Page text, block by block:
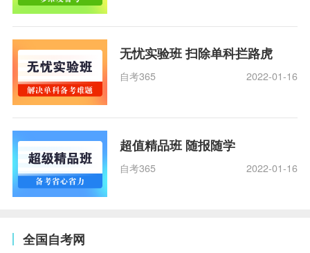
无忧实验班 扫除单科拦路虎
自考365 2022-01-16
超值精品班 随报随学
自考365 2022-01-16
全国自考网